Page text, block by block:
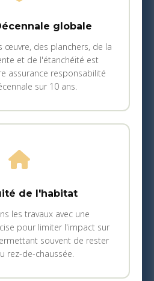
globale
œuvre, des planchers, de la
et de l'étanchéité est
assurance responsabilité
sur 10 ans.
de l'habitat
les travaux avec une
pour limiter l'impact sur
souvent de rester
rez-de-chaussée.